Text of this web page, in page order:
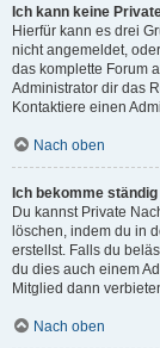
Ich kann keine
Hierfür kann es drei
nicht angemeldet,
das komplette Forum
Administrator dir das
Kontaktiere einen
Nach oben
Ich bekomme
Du kannst Private
löschen, indem du in
erstellst. Falls du
du dies auch einem
Mitglied dann
Nach oben